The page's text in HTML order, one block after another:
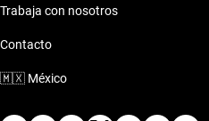
Trabaja con nosotros
Contacto
🇲🇽 México